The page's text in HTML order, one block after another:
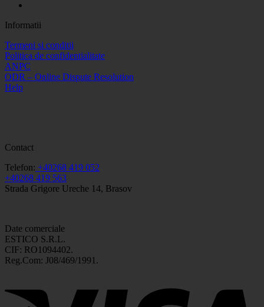
Informatii
Termeni si conditii
Politica de confidentialitate
ANPC
ODR – Online Dispute Resolution
Help
Contact
Telefon: +40268 419 052
+40268 419 563
Strada Grigore Ureche 14, Brasov
Date comerciale
ESTICO S.R.L.
CIF: RO1094402.
Reg.Com: J08/469/1991.